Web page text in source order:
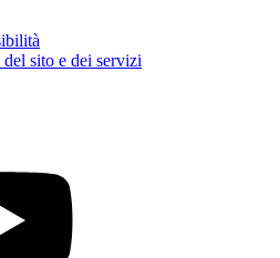
sito e dei servizi